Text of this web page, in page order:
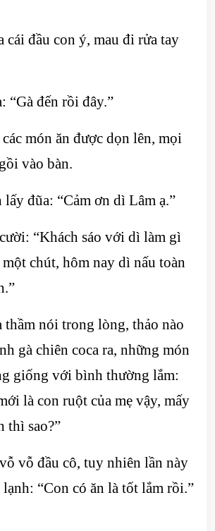
cái đầu con ý, mau đi rửa tay
“Gà đến rồi đây.”
món ăn được dọn lên, mọi
vào bàn.
đũa: “Cảm ơn dì Lâm ạ.”
“Khách sáo với dì làm gì
chút, hôm nay dì nấu toàn
thầm nói trong lòng, thảo nào
gà chiên coca ra, những món
giống với bình thường lắm:
là con ruột của mẹ vậy, mấy
thì sao?”
vỗ đầu cô, tuy nhiên lần này
“Con có ăn là tốt lắm rồi.”